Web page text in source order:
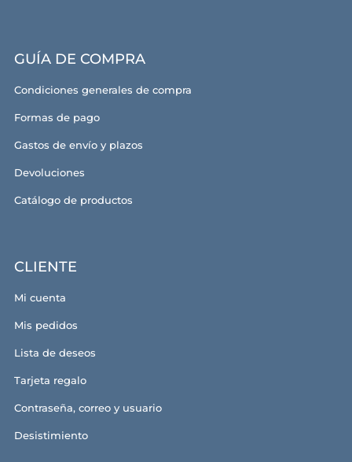
GUÍA DE COMPRA
Condiciones generales de compra
Formas de pago
Gastos de envío y plazos
Devoluciones
Catálogo de productos
CLIENTE
Mi cuenta
Mis pedidos
Lista de deseos
Tarjeta regalo
Contraseña, correo y usuario
Desistimiento